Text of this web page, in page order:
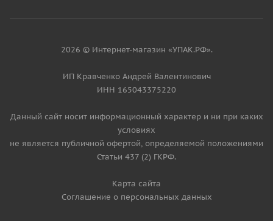
2026 © Интернет-магазин «УПАК.РФ».
ИП Кравченко Андрей Валентинович
ИНН 165043375220
Данный сайт носит информационный характер и ни при каких
условиях
не является публичной офертой, определяемой положениями
Статьи 437 (2) ГКРФ.
Карта сайта
Соглашение о персональных данных